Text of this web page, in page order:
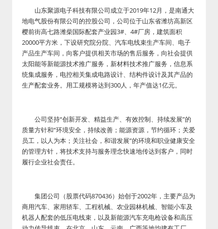
山东聚源电子科技有限公司成立于2019年12月，是南通大
地电气股份有限公司的控股公司，公司位于山东省潍坊高新区
樱前街高七路潍柴国际配套产业园3#、4#厂房，建筑面积
20000平方米，下设研究院分院、汽车电线束生产车间、电子
产品生产车间，向客户提供相关市场的售后服务，向社会提供
太阳能等新能源技术推广服务，新材料技术推广服务，信息系
统集成服务，电控相关集成电路设计、结构件设计及其产品的
生产配套业务。用工规模将达到300人，年产值达1亿元。
公司坚持“创新开发、精益生产、有效控制、持续发展”的
质量方针和“环境安全，持续改善；能源资源，节约循环；关爱
员工，以人为本；关注社会，和谐发展”的环境和职业健康安全
的管理方针，将技术支持与服务理念快速地传达到客户，同时
履行企业社会责任。
集团公司（股票代码870436）始创于2002年，主要产品为
商用汽车、家用轿车、工程机械、农业园林机械、智能小车及
机器人配套的低压电线束，以及新能源汽车充电枪设备和高压